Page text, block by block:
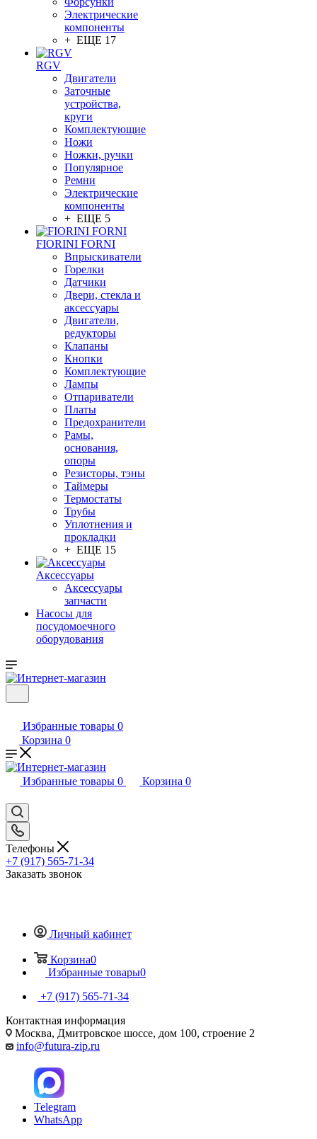
Электрические
компоненты
+ ЕЩЕ 17
RGV
Двигатели
Заточные
устройства,
круги
Комплектующие
Ножи
Ножки, ручки
Популярное
Ремни
Электрические
компоненты
+ ЕЩЕ 5
FIORINI FORNI
Впрыскиватели
Горелки
Датчики
Двери, стекла и
аксессуары
Двигатели,
редукторы
Клапаны
Кнопки
Комплектующие
Лампы
Отпариватели
Платы
Предохранители
Рамы,
основания,
опоры
Резисторы, тэны
Таймеры
Термостаты
Трубы
Уплотнения и
прокладки
+ ЕЩЕ 15
Аксессуары
Аксессуары
запчасти
Насосы для
посудомоечного
оборудования
Избранные товары 0
Корзина 0
Избранные товары 0 Корзина 0
Телефоны
+7 (917) 565-71-34
Заказать звонок
Личный кабинет
Корзина0
Избранные товары0
+7 (917) 565-71-34
Контактная информация
Москва, Дмитровское шоссе, дом 100, строение 2
info@futura-zip.ru
Telegram
WhatsApp